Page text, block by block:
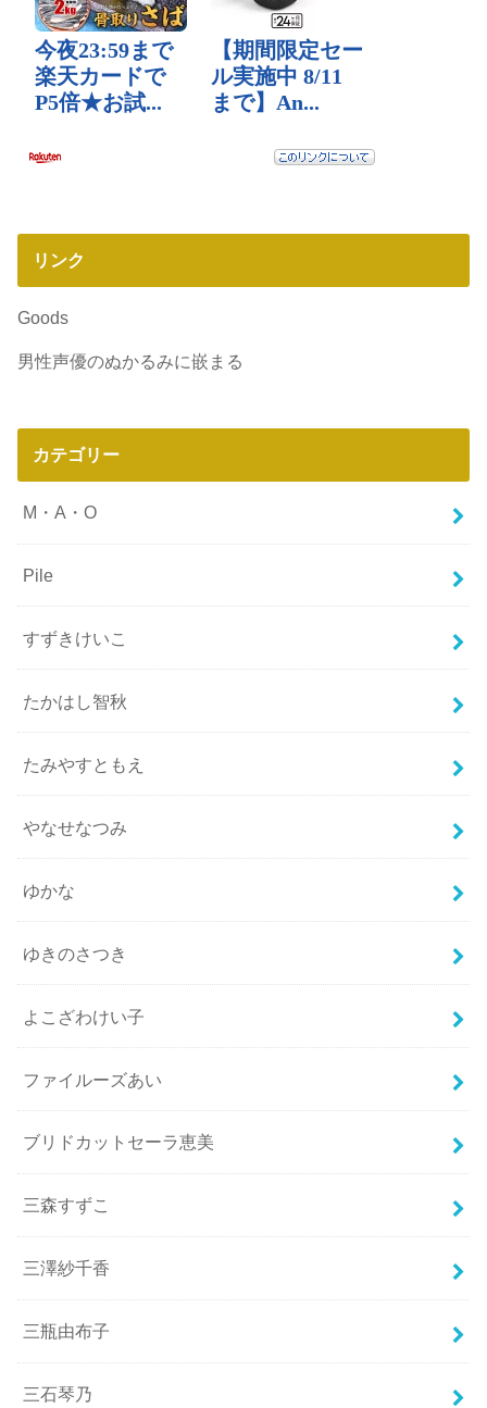
リンク
Goods
男性声優のぬかるみに嵌まる
カテゴリー
M・A・O
Pile
すずきけいこ
たかはし智秋
たみやすともえ
やなせなつみ
ゆかな
ゆきのさつき
よこざわけい子
ファイルーズあい
ブリドカットセーラ恵美
三森すずこ
三澤紗千香
三瓶由布子
三石琴乃